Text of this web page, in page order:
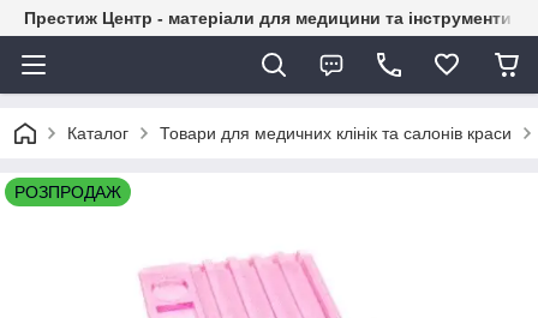
Престиж Центр - матеріали для медицини та інструменти
Каталог Товари для медичних клінік та салонів краси
РОЗПРОДАЖ